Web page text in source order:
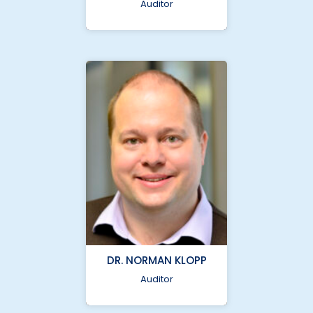
Auditor
bcu@nukleus.netzwerk-
universitaetsmedizin.de
+49 (0) 511 5350
DR. NORMAN KLOPP
Auditor